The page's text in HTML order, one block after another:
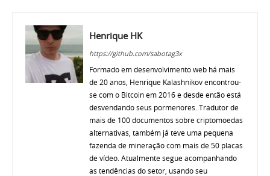
Henrique HK
https://github.com/sabotag3x
Formado em desenvolvimento web há mais
de 20 anos, Henrique Kalashnikov encontrou-
se com o Bitcoin em 2016 e desde então está
desvendando seus pormenores. Tradutor de
mais de 100 documentos sobre criptomoedas
alternativas, também já teve uma pequena
fazenda de mineração com mais de 50 placas
de vídeo. Atualmente segue acompanhando
as tendências do setor, usando seu